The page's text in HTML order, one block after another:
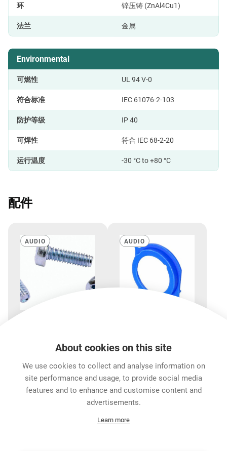
环 锌压铸 (ZnAl4Cu1)
法兰 金属
Environmental
可燃性 UL 94 V-0
符合标准 IEC 61076-2-103
防护等级 IP 40
可焊性 符合 IEC 68-2-20
运行温度 -30 °C to +80 °C
配件
AUDIO
TAPTITE® M2.5 DIN
AUDIO
公座色码标记环
显示更多
About cookies on this site
We use cookies to collect and analyse information on
site performance and usage, to provide social media
features and to enhance and customise content and
advertisements.
Learn more